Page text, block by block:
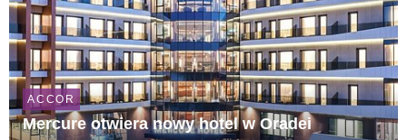
ACCOR
Mercure otwiera nowy hotel w Oradei